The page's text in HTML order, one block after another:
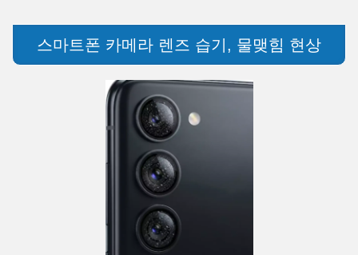
스마트폰 카메라 렌즈 습기, 물맺힘 현상